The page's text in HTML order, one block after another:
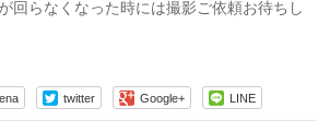
回らなくなった時には撮影ご依頼お待ちし
twitter Google+ LINE